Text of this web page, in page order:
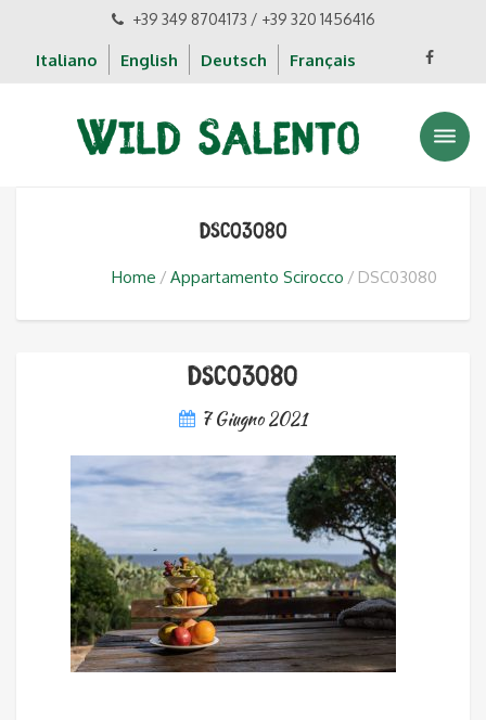
+39 349 8704173 / +39 320 1456416
Italiano English Deutsch Français
DSC03080
Home Appartamento Scirocco DSC03080
DSC03080
7 Giugno 2021